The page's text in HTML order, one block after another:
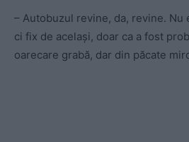
– Autobuzul revine, da, revine. Nu
ci fix de același, doar ca a fost
oarecare grabă, dar din păcate